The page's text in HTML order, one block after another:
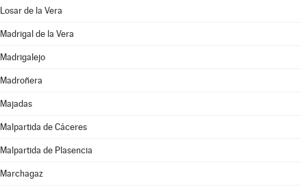
Losar de la Vera
Madrigal de la Vera
Madrigalejo
Madroñera
Majadas
Malpartida de Cáceres
Malpartida de Plasencia
Marchagaz